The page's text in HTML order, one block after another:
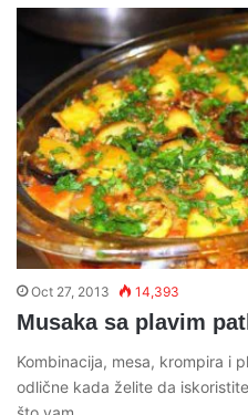
Oct 27, 2013 14,393
Musaka sa plavim
Kombinacija, mesa, krompira i
odlične kada želite da